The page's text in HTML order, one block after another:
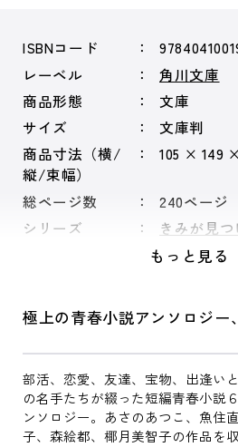
ISBNコード
レーベル
角川文庫
商品形態
文庫
サイズ
文庫判
商品寸法（横/
縦/束幅）
105 × 149
総ページ数
240ページ
シリーズ
きみが見
もっと見る
極上の青春小説アンソロジー
部活、恋愛、友達、宝物、出逢い
の名手たちが綴った短編青春小説
ンソロジー。あさのあつこ、魚住
子、森絵都、椰月美智子の作品を収